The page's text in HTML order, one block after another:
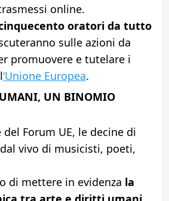
online.
oratori da tutto
sulle azioni da
promuovere e tutelare i
‘Unione Europea.
UN BINOMIO
Forum UE, le decine di
vivo di musicisti, poeti,
di mettere in evidenza la